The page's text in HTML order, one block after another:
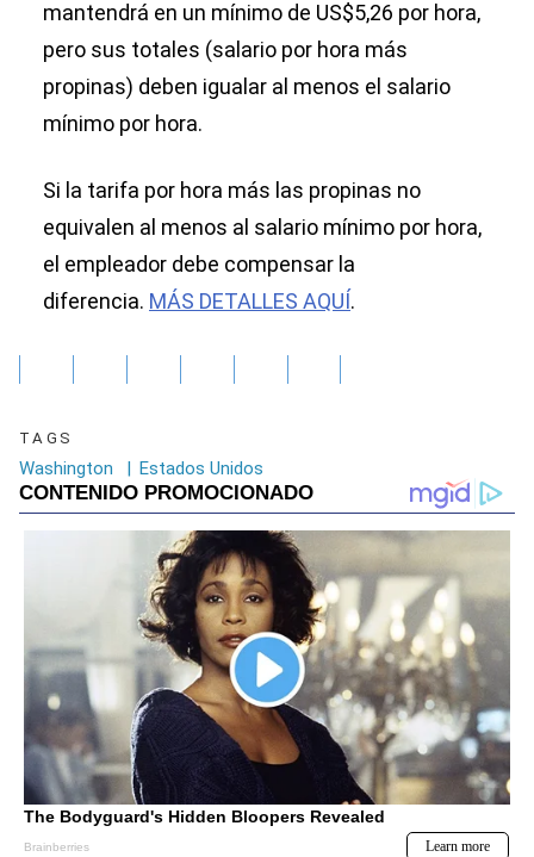
mantendrá en un mínimo de US$5,26 por hora,
pero sus totales (salario por hora más
propinas) deben igualar al menos el salario
mínimo por hora.
Si la tarifa por hora más las propinas no
equivalen al menos al salario mínimo por hora,
el empleador debe compensar la
diferencia. MÁS DETALLES AQUÍ.
TAGS
Washington | Estados Unidos